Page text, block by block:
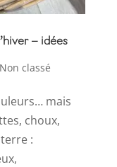
– idées
Non classé
mais
choux,
: